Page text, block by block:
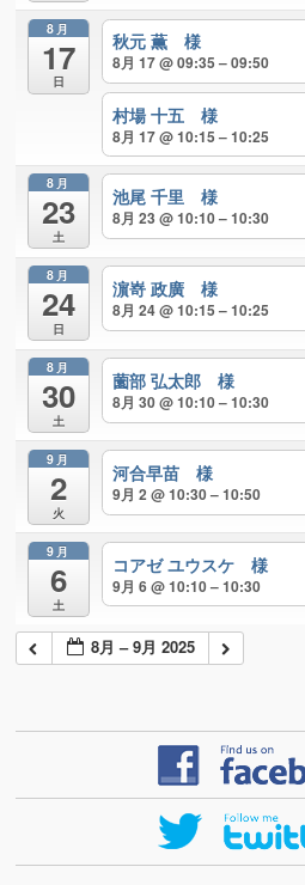
8月
17
日
秋元 薫 様
8月 17 @ 09:35 – 09:50
村場 十五 様
8月 17 @ 10:15 – 10:25
8月
23
土
池尾 千里 様
8月 23 @ 10:10 – 10:30
8月
24
日
濵嵜 政廣 様
8月 24 @ 10:15 – 10:25
8月
30
土
薗部 弘太郎 様
8月 30 @ 10:10 – 10:30
9月
2
火
河合早苗 様
9月 2 @ 10:30 – 10:50
9月
6
土
コアゼ ユウスケ 様
9月 6 @ 10:10 – 10:30
8月 – 9月 2025